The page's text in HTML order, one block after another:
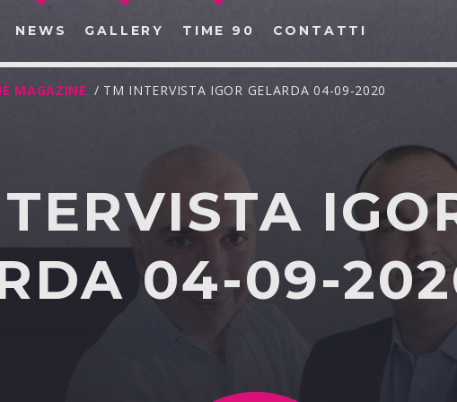
NEWS GALLERY TIME 90 CONTATTI
CERCA NEL SITO WEB:
MAGAZINE / TM INTERVISTA IGOR GELARDA 04-09-2020
04-09-